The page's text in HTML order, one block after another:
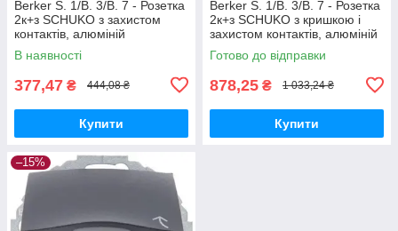
Berker S. 1/B. 3/B. 7 - Розетка
2к+з SCHUKO з захистом
контактів, алюміній
В наявності
377,47 ₴ 444,08 ₴
Купити
Berker S. 1/B. 3/B. 7 - Розетка
2к+з SCHUKO з кришкою і
захистом контактів, алюміній
Готово до відправки
878,25 ₴ 1 033,24 ₴
Купити
–15%